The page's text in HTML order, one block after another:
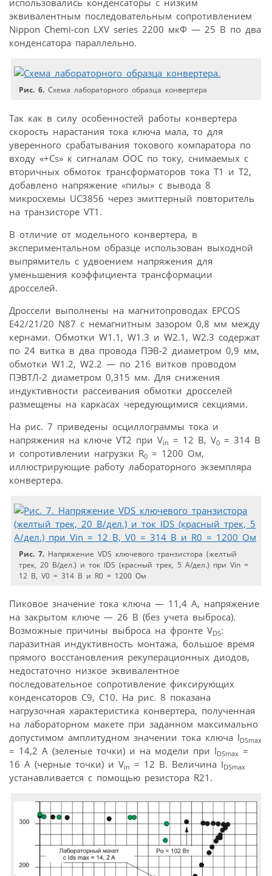
эквивалентным последовательным сопротивлением
Nippon Chemi-con LXV series 2200 мкФ — 25 В по два
конденсатора параллельно.
Рис. 6. Схема лабораторного образца конвертера
Так как в силу особенностей работы конвертера
скорость нарастания тока ключа мала, то для
уверенного срабатывания токового компаратора по
входу «+Cs» к сигналам ООС по току, снимаемых с
вторичных обмоток трансформаторов тока Т1 и Т2,
добавлено напряжение «пилы» с вывода 8
микросхемы UC3856 через эмиттерный повторитель
на транзисторе VT1.
В отличие от модельного конвертера, в
экспериментальном образце использован выходной
выпрямитель с удвоением напряжения для
уменьшения коэффициента трансформации
дросселей.
Дроссели выполнены на магнитопроводах EPCOS
E42/21/20 N87 с немагнитным зазором 0,8 мм между
кернами. Обмотки W1.1, W1.3 и W2.1, W2.3 содержат
по 24 витка в два провода ПЭВ-2 диаметром 0,9 мм,
обмотки W1.2, W2.2 — по 216 витков проводом
ПЭВТЛ-2 диаметром 0,315 мм. Для снижения
индуктивности рассеивания обмотки дросселей
размещены на каркасах чередующимися секциями.
На рис. 7 приведены осциллограммы тока и
напряжения на ключе VT2 при Vin = 12 В, V0 = 314 В
и сопротивлении нагрузки R0 = 1200 Ом,
иллюстрирующие работу лабораторного экземпляра
конвертера.
Рис. 7. Напряжение VDS ключевого транзистора (желтый
трек, 20 В/дел.) и ток IDS (красный трек, 5 А/дел.) при Vin =
12 В, V0 = 314 В и R0 = 1200 Ом
Пиковое значение тока ключа — 11,4 А, напряжение
на закрытом ключе — 26 В (без учета выброса).
Возможные причины выброса на фронте VDS:
паразитная индуктивность монтажа, большое время
прямого восстановления рекуперационных диодов,
недостаточно низкое эквивалентное
последовательное сопротивление фиксирующих
конденсаторов C9, C10. На рис. 8 показана
нагрузочная характеристика конвертера, полученная
на лабораторном макете при заданном максимально
допустимом амплитудном значении тока ключа IDSmax
= 14,2 A (зеленые точки) и на модели при IDSmax =
16 A (черные точки) и Vin = 12 В. Величина IDSmax
устанавливается с помощью резистора R21.